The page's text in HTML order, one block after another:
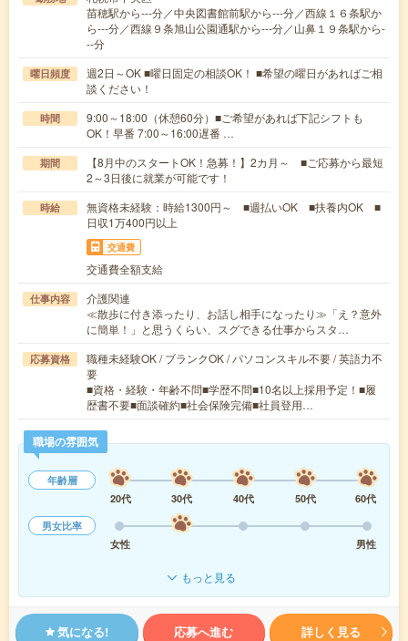
苗穂駅から---分／中央図書館前駅から---分／西線１６条駅か
ら---分／西線９条旭山公園通駅から---分／山鼻１９条駅から-
--分
曜日頻度
週2日～OK ■曜日固定の相談OK！ ■希望の曜日があればご相
談ください！
時間
9:00～18:00（休憩60分）■ご希望があれば下記シフトも
OK！早番 7:00～16:00遅番 …
期間
【8月中のスタートOK！急募！】2カ月～ ■ご応募から最短
2～3日後に就業が可能です！
時給
無資格未経験：時給1300円～ ■週払いOK ■扶養内OK ■
日収1万400円以上
交通費
交通費全額支給
仕事内容
介護関連
≪散歩に付き添ったり、お話し相手になったり≫「え？意外
に簡単！」と思うくらい、スグできる仕事からスタ…
応募資格
職種未経験OK / ブランクOK / パソコンスキル不要 / 英語力不
要
■資格・経験・年齢不問■学歴不問■10名以上採用予定！■履
歴書不要■面談確約■社会保険完備■社員登用…
職場の雰囲気
年齢層
20代
30代 40代 50代
60代
男女比率
女性
男性
もっと見る
気になる! 応募へ進む 詳しく見る